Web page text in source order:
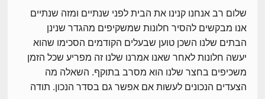
שלום רב אנחנו קנינו את הבית לפני שנתיים ומזה שנתיים
אנו מבקשים להסיר חלונות שמשקיפים מהגדר שנינן
הבתים שלנו השכן טוען שבעלים הקודמים הסכימו שהוא
יעשה חלונות לאחר שאנו אמרנו שלנו זה מפריע שכל הזמן
משכיפים בחצר שלנו הוא מסרב בתוקף. השאלה מה
הצעדים הנכונים לעשות אם אפשר גם בסדר הנכון. תודה